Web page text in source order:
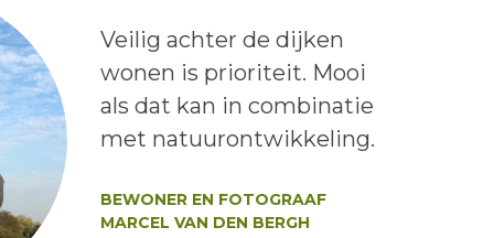
Lees het bericht:
Veilig achter de dijken
wonen is prioriteit. Mooi
als dat kan in combinatie
met natuurontwikkeling.
BEWONER EN FOTOGRAAF
MARCEL VAN DEN BERGH